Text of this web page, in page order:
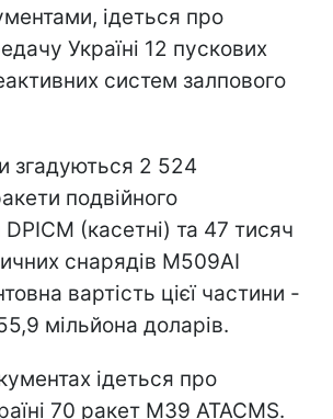
ідеться про
Україні 12 пускових
систем залпового
згадуються 2 524
подвійного
(касетні) та 47 тисяч
снарядів M509AI
вартість цієї частини -
мільйона доларів.
ідеться про
70 ракет M39 ATACMS.